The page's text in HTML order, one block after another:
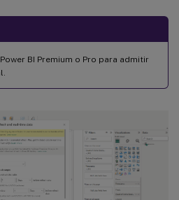
BI Premium o Pro para admitir